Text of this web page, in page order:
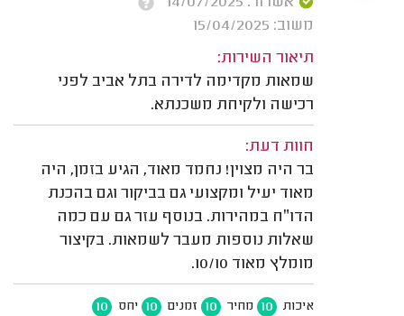
משוב: 15/04/2025
תיאור השירות:
שמאות מקדימה לדירה בתל אביב לפני
רכישה ולקיחת משכנתא.
חוות דעת:
בר היה מצוין! נחמד מאוד, הגיע בזמן, היה
מאוד יעיל ומקצועי גם בביקור וגם בהכנת
הדו״ח במהירות. בנוסף עזר גם עם כמה
שאלות נוספות מעבר לשמאות. בקיצור
מומלץ מאוד 10/10.
איכות 10 מחיר 10 זמנים 10 יחס 10